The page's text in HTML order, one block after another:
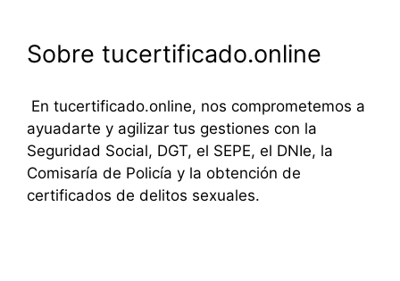
Sobre tucertificado.online
En tucertificado.online, nos comprometemos a
ayuadarte y agilizar tus gestiones con la
Seguridad Social, DGT, el SEPE, el DNIe, la
Comisaría de Policía y la obtención de
certificados de delitos sexuales.